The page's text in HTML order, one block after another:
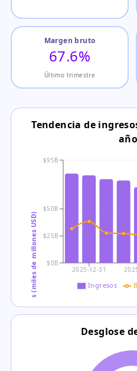
Margen bruto
67.6%
Último trimestre
Tendencia de
2025-12-31
$0B
$25B
$50B
$95B
Ingresos (miles de millones USD) Ingresos
Desglose